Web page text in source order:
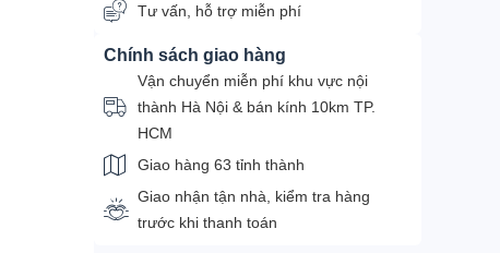
Tư vấn, hỗ trợ miễn phí
Chính sách giao hàng
Vận chuyển miễn phí khu vực nội
thành Hà Nội & bán kính 10km TP.
HCM
Giao hàng 63 tỉnh thành
Giao nhận tận nhà, kiểm tra hàng
trước khi thanh toán